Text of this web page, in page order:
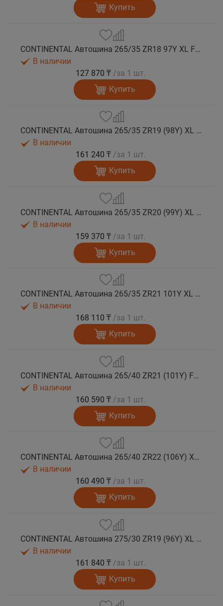
Купить
CONTINENTAL Автошина 265/35 ZR18 97Y XL FR SportContact 7 лето
В наличии
127 870 ₸ /за 1 шт.
Купить
CONTINENTAL Автошина 265/35 ZR19 (98Y) XL FR SportContact 7 лето
В наличии
161 240 ₸ /за 1 шт.
Купить
CONTINENTAL Автошина 265/35 ZR20 (99Y) XL FR SportContact 7 лето
В наличии
159 370 ₸ /за 1 шт.
Купить
CONTINENTAL Автошина 265/35 ZR21 101Y XL FR SportContact 7 лето
В наличии
168 110 ₸ /за 1 шт.
Купить
CONTINENTAL Автошина 265/40 ZR21 (101Y) FR SportContact 7 MGT лето
В наличии
160 590 ₸ /за 1 шт.
Купить
CONTINENTAL Автошина 265/40 ZR22 (106Y) XL FR SportContact 7 лето
В наличии
160 490 ₸ /за 1 шт.
Купить
CONTINENTAL Автошина 275/30 ZR19 (96Y) XL FR SportContact 7 лето
В наличии
161 840 ₸ /за 1 шт.
Купить